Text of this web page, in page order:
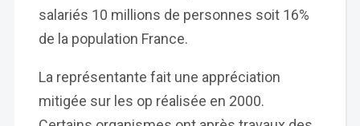
salariés 10 millions de personnes soit 16%
de la population France.
La représentante fait une appréciation
mitigée sur les op réalisée en 2000.